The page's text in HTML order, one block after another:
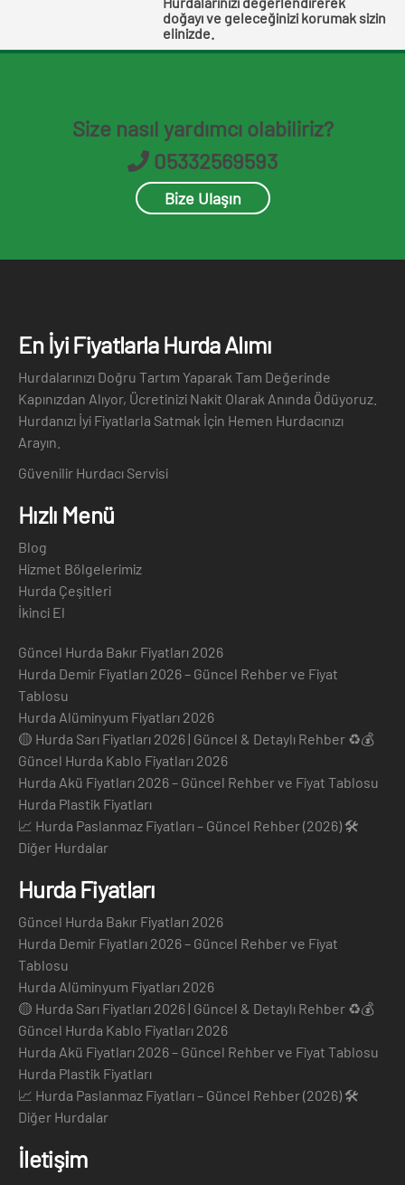
doğayı ve geleceğinizi korumak sizin
elinizde.
Size nasıl yardımcı olabiliriz?
05332569593
Bize Ulaşın
En İyi Fiyatlarla Hurda Alımı
Hurdalarınızı Doğru Tartım Yaparak Tam Değerinde
Kapınızdan Alıyor, Ücretinizi Nakit Olarak Anında Ödüyoruz.
Hurdanızı İyi Fiyatlarla Satmak İçin Hemen Hurdacınızı
Arayın.
Güvenilir Hurdacı Servisi
Hızlı Menü
Blog
Hizmet Bölgelerimiz
Hurda Çeşitleri
İkinci El
Güncel Hurda Bakır Fiyatları 2026
Hurda Demir Fiyatları 2026 – Güncel Rehber ve Fiyat
Tablosu
Hurda Alüminyum Fiyatları 2026
🟡 Hurda Sarı Fiyatları 2026 | Güncel & Detaylı Rehber ♻️💰
Güncel Hurda Kablo Fiyatları 2026
Hurda Akü Fiyatları 2026 – Güncel Rehber ve Fiyat Tablosu
Hurda Plastik Fiyatları
📈 Hurda Paslanmaz Fiyatları – Güncel Rehber (2026) 🛠️
Diğer Hurdalar
Hurda Fiyatları
Güncel Hurda Bakır Fiyatları 2026
Hurda Demir Fiyatları 2026 – Güncel Rehber ve Fiyat
Tablosu
Hurda Alüminyum Fiyatları 2026
🟡 Hurda Sarı Fiyatları 2026 | Güncel & Detaylı Rehber ♻️💰
Güncel Hurda Kablo Fiyatları 2026
Hurda Akü Fiyatları 2026 – Güncel Rehber ve Fiyat Tablosu
Hurda Plastik Fiyatları
📈 Hurda Paslanmaz Fiyatları – Güncel Rehber (2026) 🛠️
Diğer Hurdalar
İletişim